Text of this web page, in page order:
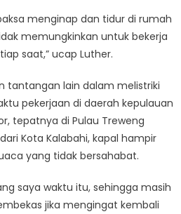
menginap dan tidur di rumah
memungkinkan untuk bekerja
saat,” ucap Luther.
tantangan lain dalam melistriki
pekerjaan di daerah kepulauan
tepatnya di Pulau Treweng
Kota Kalabahi, kapal hampir
yang tidak bersahabat.
saya waktu itu, sehingga masih
jika mengingat kembali